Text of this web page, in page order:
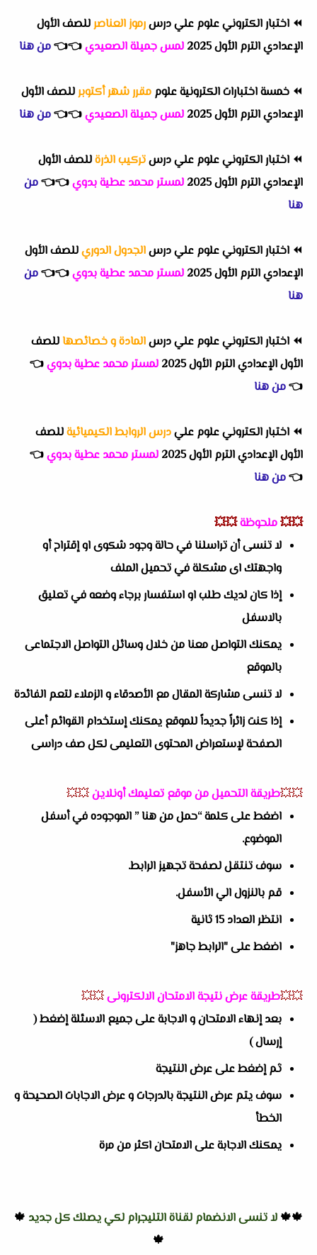
⏪ اختبار الكتروني علوم علي درسرموز العناصرللصف الأول
الإعدادي الترم الأول 2025
لمس جميلة الصعيدي👈
👈من هنا
⏪ خمسة اختبارات الكترونية علوم مقرر شهر أكتوبرللصف الأول
الإعدادي الترم الأول 2025
لمس جميلة الصعيدي👈
👈من هنا
⏪ اختبار الكتروني علوم علي درستركيب الذرةللصف الأول
الإعدادي الترم الأول 2025
لمستر محمد عطية بدوي👈
👈من
هنا
⏪ اختبار الكتروني علوم علي درسالجدول الدوريللصف الأول
الإعدادي الترم الأول 2025
لمستر محمد عطية بدوي👈
👈من
هنا
⏪ اختبار الكتروني علوم علي درسالمادة و خصائصهاللصف
الأول الإعدادي الترم الأول 2025
لمستر محمد عطية بدوي👈
👈من هنا
⏪ اختبار الكتروني علوم عليدرس الروابط الكيميائيةللصف
الأول الإعدادي الترم الأول 2025
لمستر محمد عطية بدوي👈
👈من هنا
💥💥ملحوظة💥💥
لا تنسى أن تراسلنا في حالة وجود شكوى او إقتراح أو
واجهتك اى مشكلة في تحميل الملف
إذا كان لديك طلب او استفسار برجاء وضعه في تعليق
بالاسفل
يمكنك التواصل معنا من خلال وسائل التواصل الاجتماعى
بالموقع
لا تنسى مشاركة المقال مع الأصدقاء و الزملاء لتعم الفائدة
إذا كنت زائراً جديداً للموقع يمكنك إستخدام القوائم أعلى
الصفحة لإستعراض المحتوى التعليمى لكل صف دراسى
💥💥طريقة التحميل من موقع تعليمك أونلاين💥💥
اضغط على كلمة “حمل من هنا ” الموجوده في أسفل
الموضوع.
سوف تنتقل لصفحة تجهيز الرابط.
قم بالنزول الي الأسفل.
انتظر العداد 15 ثانية
اضغط على "الرابط جاهز"
💥💥طريقة عرض نتيجة الامتحان الالكترونى💥💥
بعد إنهاء الامتحان و الاجابة على جميع الاسئلة إضغط (
إرسال )
ثم إضغط على عرض النتيجة
سوف يتم عرض النتيجة بالدرجات و عرض الاجابات الصحيحة و
الخطأ
يمكنك الاجابة على الامتحان اكثر من مرة
🍁🍁 لا تنسى الانضمام لقناة التليجرام لكي يصلك كل جديد 🍁
🍁